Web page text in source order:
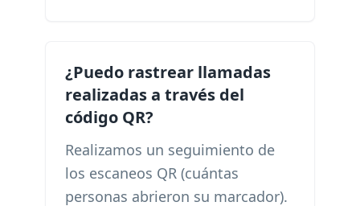
¿Puedo rastrear llamadas
realizadas a través del
código QR?
Realizamos un seguimiento de
los escaneos QR (cuántas
personas abrieron su marcador).